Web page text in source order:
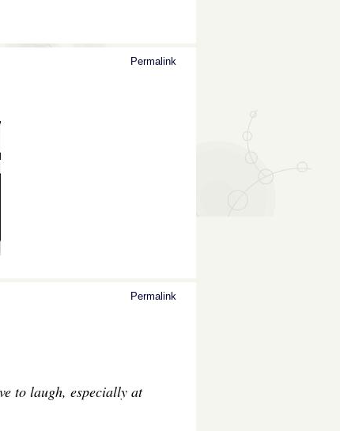
Permalink
Permalink
to laugh, especially at